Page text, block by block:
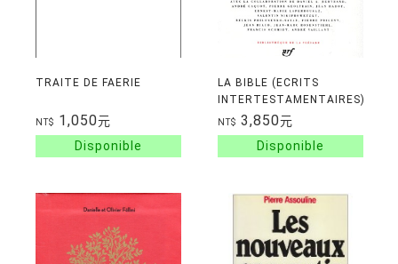
TRAITE DE FAERIE
NT$ 1,050元
LA BIBLE (ECRITS
INTERTESTAMENTAIRES)
NT$ 3,850元